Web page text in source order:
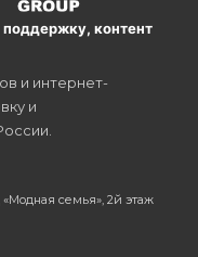
контент
и интернет-
и
«Модная семья», 2й этаж